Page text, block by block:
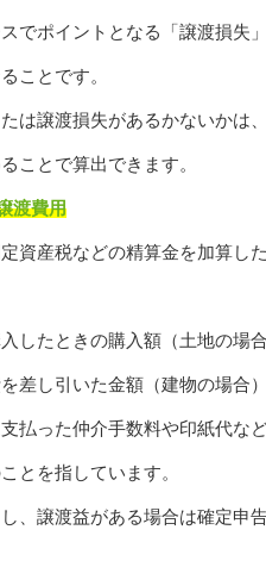
でポイントとなる「譲渡損失
ことです。
は譲渡損失があるかないかは
ことで算出できます。
渡費用
資産税などの精算金を加算し
したときの購入額（土地の場合
差し引いた金額（建物の場合）
払った仲介手数料や印紙代など
とを指しています。
、譲渡益がある場合は確定申